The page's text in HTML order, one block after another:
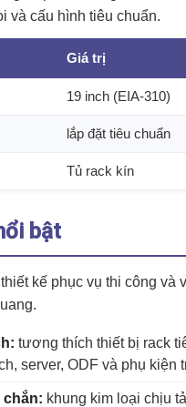
và cấu hình tiêu chuẩn.
Giá trị
19 inch (EIA-310)
lắp đặt tiêu chuẩn
Tủ rack kín
bật
kế phục vụ thi công và
tương thích thiết bị rack
server, ODF và phụ kiện
chắn: khung kim loại chịu